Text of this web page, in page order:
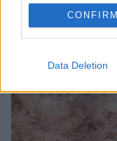
CONFIRM
Data Deletion
30/07/2026 17:47